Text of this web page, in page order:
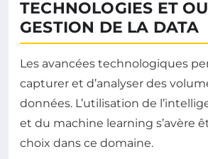
TECHNOLOGIES ET
GESTION DE LA DATA
Les avancées technologiques
capturer et d’analyser des
données. L’utilisation de
et du machine learning s’avère
choix dans ce domaine.